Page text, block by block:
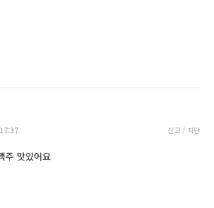
신고 / 차단
주 맛있어요